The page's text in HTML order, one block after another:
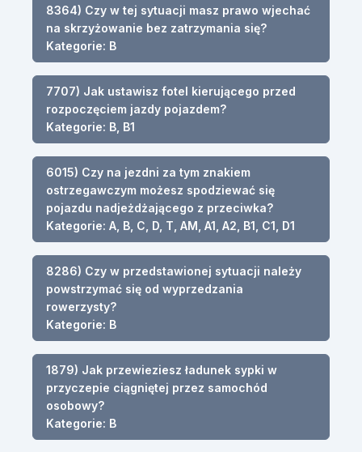
8364) Czy w tej sytuacji masz prawo wjechać
na skrzyżowanie bez zatrzymania się?
Kategorie: B
7707) Jak ustawisz fotel kierującego przed
rozpoczęciem jazdy pojazdem?
Kategorie: B, B1
6015) Czy na jezdni za tym znakiem
ostrzegawczym możesz spodziewać się
pojazdu nadjeżdżającego z przeciwka?
Kategorie: A, B, C, D, T, AM, A1, A2, B1, C1, D1
8286) Czy w przedstawionej sytuacji należy
powstrzymać się od wyprzedzania
rowerzysty?
Kategorie: B
1879) Jak przewieziesz ładunek sypki w
przyczepie ciągniętej przez samochód
osobowy?
Kategorie: B